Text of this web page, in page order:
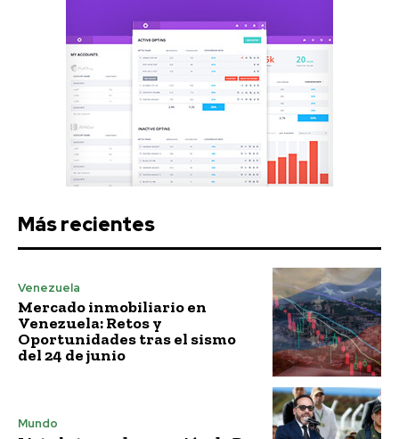
Más recientes
Venezuela
Mercado inmobiliario en
Venezuela: Retos y
Oportunidades tras el sismo
del 24 de junio
Mundo